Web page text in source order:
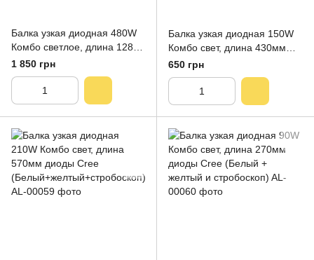
Балка узкая диодная 480W
Комбо светлое, длина 128см
диоды Cree (Белый +
желтый и стробоскоп)
1 850 грн
Балка узкая диодная 150W
Комбо свет, длина 430мм
диоды Cree (Белый +
желтый и стробоскоп)
650 грн